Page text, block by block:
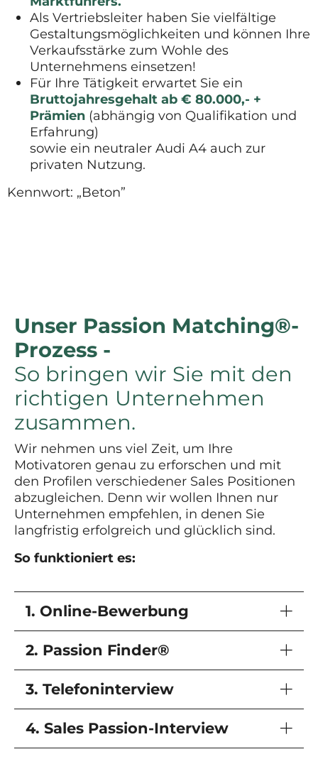
Als Vertriebsleiter haben Sie vielfältige
Gestaltungsmöglichkeiten und können Ihre
Verkaufsstärke zum Wohle des
Unternehmens einsetzen!
Für Ihre Tätigkeit erwartet Sie ein
Bruttojahresgehalt ab € 80.000,- +
Prämien (abhängig von Qualifikation und
Erfahrung)
sowie ein neutraler Audi A4 auch zur
privaten Nutzung.
Kennwort: „Beton”
Unser Passion Matching®-
Prozess -
So bringen wir Sie mit den
richtigen Unternehmen
zusammen.
Wir nehmen uns viel Zeit, um Ihre
Motivatoren genau zu erforschen und mit
den Profilen verschiedener Sales Positionen
abzugleichen. Denn wir wollen Ihnen nur
Unternehmen empfehlen, in denen Sie
langfristig erfolgreich und glücklich sind.
So funktioniert es:
1. Online-Bewerbung
2. Passion Finder®
3. Telefoninterview
4. Sales Passion-Interview